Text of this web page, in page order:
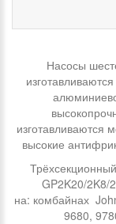
Насосы
изготавливаются
высокие
GP2K20/2K8/
на: комбайнах
9680,